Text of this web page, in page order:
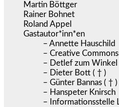
Martin Böttger
Rainer Bohnet
Roland Appel
Gastautor*inn*en
– Annette Hauschild
– Creative Commons
– Detlef zum Winkel
– Dieter Bott ( † )
– Günter Bannas ( † )
– Hanspeter Knirsch
– Informationsstelle